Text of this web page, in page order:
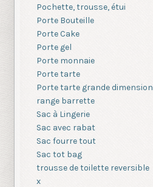
Pochette, trousse, étui
Porte Bouteille
Porte Cake
Porte gel
Porte monnaie
Porte tarte
Porte tarte grande dimension
range barrette
Sac à Lingerie
Sac avec rabat
Sac fourre tout
Sac tot bag
trousse de toilette reversible
x